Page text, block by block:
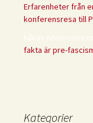
Erfarenheter från
konferensresa till
håkan Andersson
fakta är pre-
Kategorier